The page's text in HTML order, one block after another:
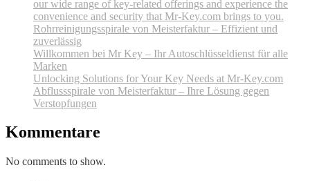
our wide range of key-related offerings and experience the
convenience and security that Mr-Key.com brings to you.
Rohrreinigungsspirale von Meisterfaktur – Effizient und
zuverlässig
Willkommen bei Mr Key – Ihr Autoschlüsseldienst für alle
Marken
Unlocking Solutions for Your Key Needs at Mr-Key.com
Abflussspirale von Meisterfaktur – Ihre Lösung gegen
Verstopfungen
Kommentare
No comments to show.